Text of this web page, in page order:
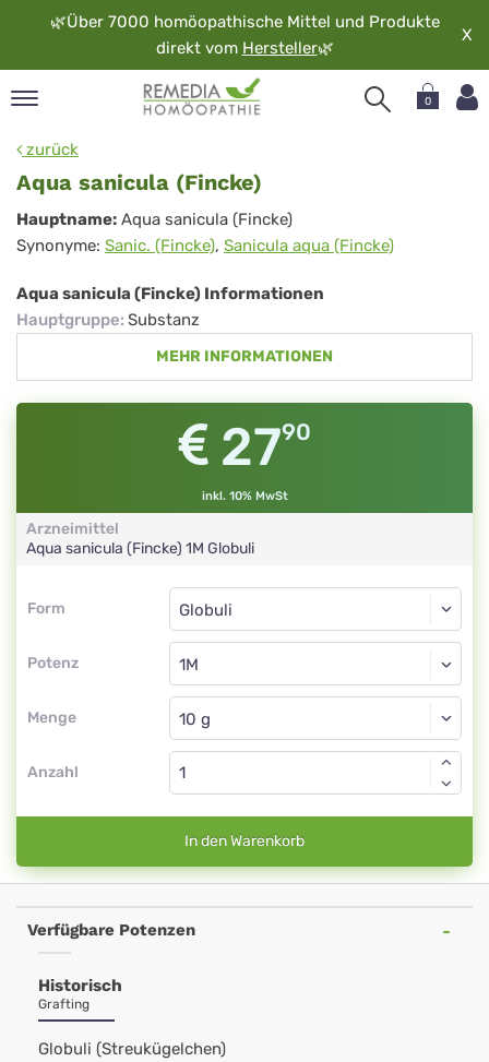
🌿Über 7000 homöopathische Mittel und Produkte
direkt vom Hersteller🌿
X
0
zurück
Aqua sanicula (Fincke)
Aqua
sanicula
(Fincke)
Hauptname: Aqua sanicula (Fincke)
Synonyme: Sanic. (Fincke), Sanicula aqua (Fincke)
Aqua sanicula (Fincke) Informationen
Hauptgruppe: Substanz
MEHR INFORMATIONEN
2790
inkl. 10% MwSt
Arzneimittel
Aqua sanicula (Fincke) 1M Globuli
Form
Form
Potenz
Globuli
1M
Menge
Globuli
Anzahl
In den Warenkorb
Verfügbare Potenzen
Historisch
Grafting
Globuli (Streukügelchen)